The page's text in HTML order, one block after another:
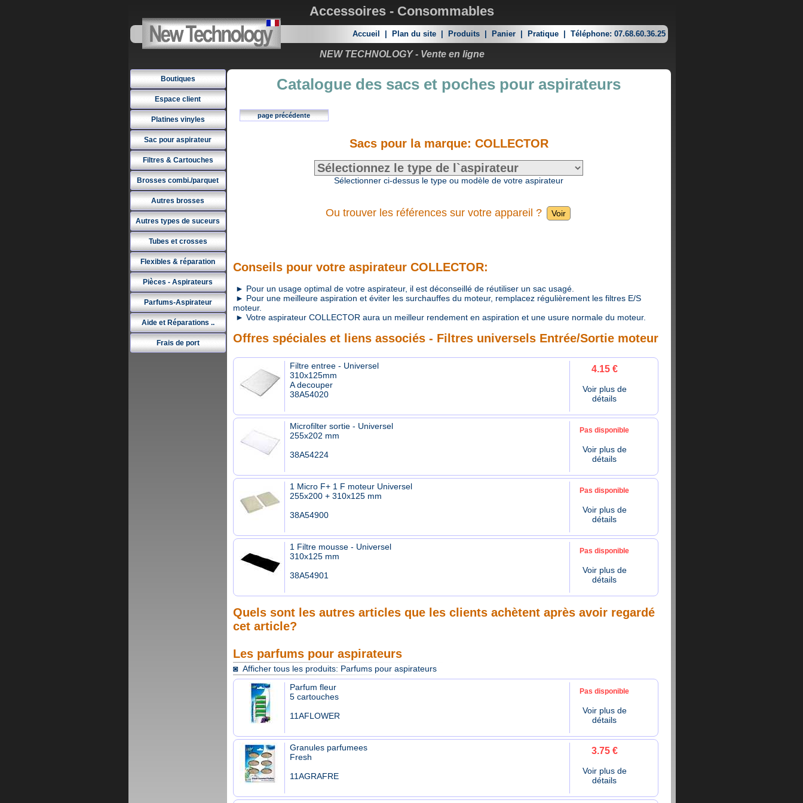
Accessoires - Consommables
Accueil Plan du site Produits Panier Pratique Téléphone: 07.68.60.36.25
NEW TECHNOLOGY - Vente en ligne
Boutiques
Espace client
Platines vinyles
Sac pour aspirateur
Filtres & Cartouches
Brosses combi./parquet
Autres brosses
Autres types de suceurs
Tubes et crosses
Flexibles & réparation
Pièces - Aspirateurs
Parfums-Aspirateur
Aide et Réparations ..
Frais de port
Catalogue des sacs et poches pour aspirateurs
page précédente
Sacs pour la marque: COLLECTOR
Sélectionner ci-dessus le type ou modèle de votre aspirateur
Ou trouver les références sur votre appareil ?
Conseils pour votre aspirateur COLLECTOR:
► Pour un usage optimal de votre aspirateur, il est déconseillé de réutiliser un sac usagé.
► Pour une meilleure aspiration et éviter les surchauffes du moteur, remplacez régulièrement les filtres E/S
moteur.
► Votre aspirateur COLLECTOR aura un meilleur rendement en aspiration et une usure normale du moteur.
Offres spéciales et liens associés - Filtres universels Entrée/Sortie moteur
Filtre entree - Universel
310x125mm
A decouper
38A54020
4.15 €
Voir plus de
détails
Microfilter sortie - Universel
255x202 mm
38A54224
Pas disponible
Voir plus de
détails
1 Micro F+ 1 F moteur Universel
255x200 + 310x125 mm
38A54900
Pas disponible
Voir plus de
détails
1 Filtre mousse - Universel
310x125 mm
38A54901
Pas disponible
Voir plus de
détails
Quels sont les autres articles que les clients achètent après avoir regardé
cet article?
Les parfums pour aspirateurs
◙ Afficher tous les produits: Parfums pour aspirateurs
Parfum fleur
5 cartouches
11AFLOWER
Pas disponible
Voir plus de
détails
Granules parfumees
Fresh
11AGRAFRE
3.75 €
Voir plus de
détails